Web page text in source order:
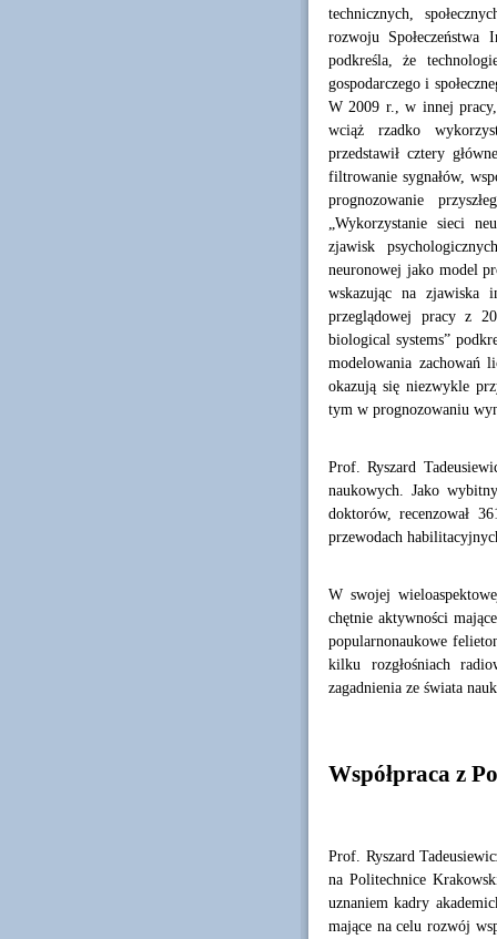
technicznych,
rozwoju
podkreśla, że
gospodarczego i
W 2009 r., w innej pracy,
wciąż rzadko
przedstawił cztery
filtrowanie sygnałów,
prognozowanie
„Wykorzystanie sieci
zjawisk
neuronowej jako model
wskazując na zjawiska
przeglądowej pracy z
biological systems”
modelowania zachowań
okazują się niezwykle
tym w prognozowaniu
Prof. Ryszard
naukowych. Jako
doktorów, recenzował
przewodach
W swojej
chętnie aktywności
popularnonaukowe
kilku rozgłośniach
zagadnienia ze świata
Współpraca z
Prof. Ryszard
na Politechnice
uznaniem kadry
mające na celu rozwój